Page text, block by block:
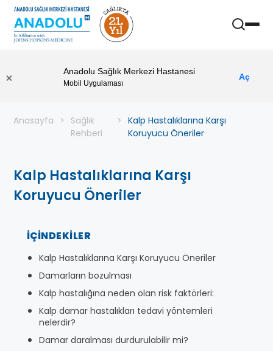
Anadolu Sağlık Merkezi Hastanesi
Mobil Uygulaması
Aç
Anasayfa
Sağlık
Rehberi
Kalp Hastalıklarına Karşı
Koruyucu Öneriler
Kalp Hastalıklarına Karşı
Koruyucu Öneriler
İÇINDEKILER
Kalp Hastalıklarına Karşı Koruyucu Öneriler
Damarların bozulması
Kalp hastalığına neden olan risk faktörleri:
Kalp damar hastalıkları tedavi yöntemleri
nelerdir?
Damar daralması durdurulabilir mi?